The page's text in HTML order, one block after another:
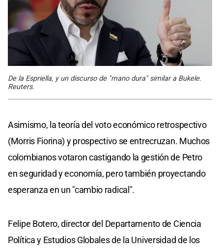
De la Espriella, y un discurso de "mano dura" similar a Bukele.
Reuters.
Asimismo, la teoría del voto económico retrospectivo
(Morris Fiorina) y prospectivo se entrecruzan. Muchos
colombianos votaron castigando la gestión de Petro
en seguridad y economía, pero también proyectando
esperanza en un "cambio radical".
Felipe Botero, director del Departamento de Ciencia
Política y Estudios Globales de la Universidad de los